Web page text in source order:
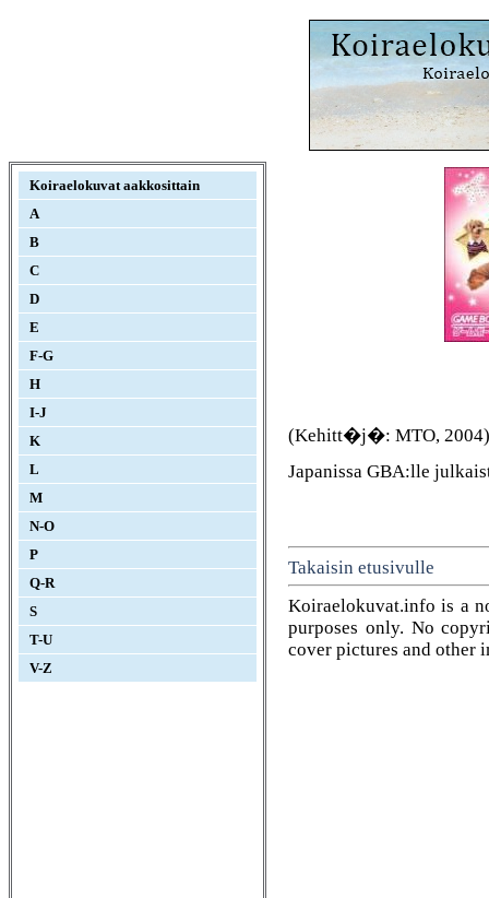
Koiraelokuvat aakkosittain
A
B
C
D
E
F-G
H
I-J
K
L
M
N-O
P
Q-R
S
T-U
V-Z
(Kehitt�j�: MTO, 2004)
Japanissa GBA:lle
Takaisin etusivulle
Koiraelokuvat.info is a
purposes only. No
cover pictures and other